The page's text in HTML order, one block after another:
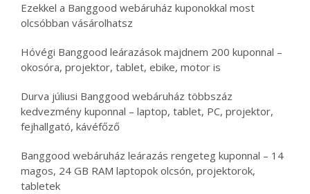
Ezekkel a Banggood webáruház kuponokkal most
olcsóbban vásárolhatsz
Hóvégi Banggood leárazások majdnem 200 kuponnal –
okosóra, projektor, tablet, ebike, motor is
Durva júliusi Banggood webáruház többszáz
kedvezmény kuponnal – laptop, tablet, PC, projektor,
fejhallgató, kávéfőző
Banggood webáruház leárazás rengeteg kuponnal – 14
magos, 24 GB RAM laptopok olcsón, projektorok,
tabletek